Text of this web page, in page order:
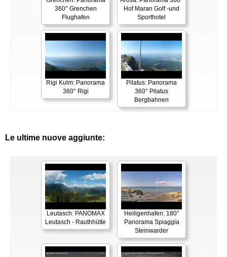
360° Grenchen
Flughafen
Hof Maran Golf -und
Sporthotel
Rigi Kulm: Panorama
360° Rigi
Pilatus: Panorama
360° Pilatus
Bergbahnen
Le ultime nuove aggiunte:
Leutasch: PANOMAX
Leutasch - Rauthhütte
Heiligenhafen: 180°
Panorama Spiaggia
Steinwarder